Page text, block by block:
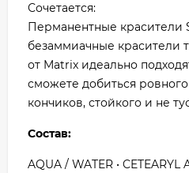
Сочетается:
Перманентные красители
безаммиачные красители
от Matrix идеально
сможете добиться
кончиков, стойкого и не
Состав:
AQUA / WATER • CETEARYL